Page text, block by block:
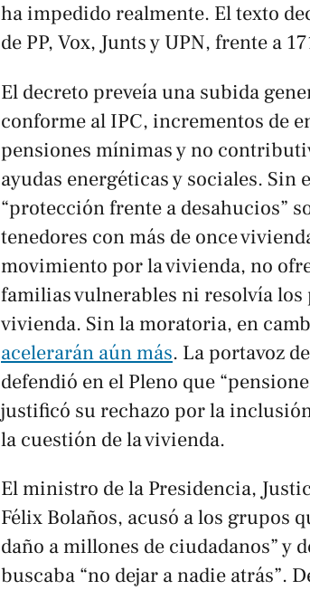
ha impedido realmente. El texto
de PP, Vox, Junts y UPN, frente a
El decreto preveía una subida
conforme al IPC, incrementos de
pensiones mínimas y no
ayudas energéticas y sociales. Sin
“protección frente a desahucios”
tenedores con más de once
movimiento por la vivienda, no
familias vulnerables ni resolvía
vivienda. Sin la moratoria, en
acelerarán aún más. La portavoz
defendió en el Pleno que
justificó su rechazo por la
la cuestión de la vivienda.
El ministro de la Presidencia,
Félix Bolaños, acusó a los grupos
daño a millones de ciudadanos” y
buscaba “no dejar a nadie atrás”.